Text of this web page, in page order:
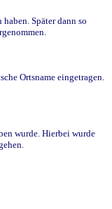
Später dann so
Ortsname eingetragen.
wurde. Hierbei wurde